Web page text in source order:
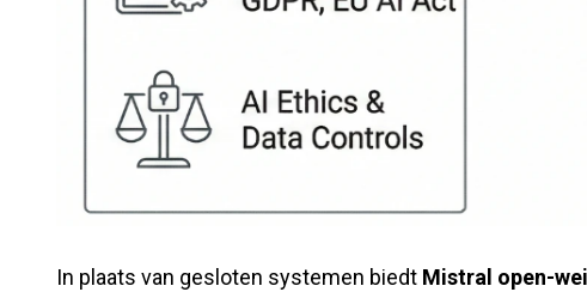
In plaats van gesloten systemen biedt Mistral open-